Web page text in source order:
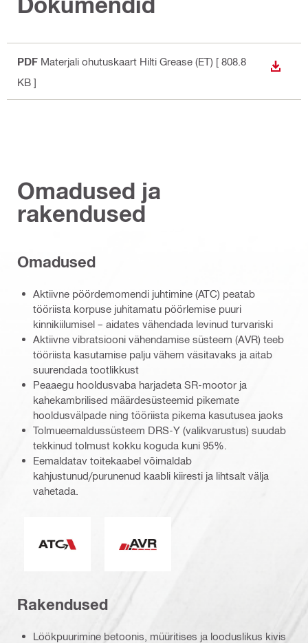
PDF Materjali ohutuskaart Hilti Grease (ET) [ 808.8
KB ]
Omadused ja
rakendused
Omadused
Aktiivne pöördemomendi juhtimine (ATC) peatab
tööriista korpuse juhitamatu pöörlemise puuri
kinnikiilumisel – aidates vähendada levinud turvariski
Aktiivne vibratsiooni vähendamise süsteem (AVR) teeb
tööriista kasutamise palju vähem väsitavaks ja aitab
suurendada tootlikkust
Peaaegu hooldusvaba harjadeta SR-mootor ja
kahekambrilised määrdesüsteemid pikemate
hooldusvälpade ning tööriista pikema kasutusea jaoks
Tolmueemaldussüsteem DRS-Y (valikvarustus) suudab
tekkinud tolmust kokku koguda kuni 95%.
Eemaldatav toitekaabel võimaldab
kahjustunud/purunenud kaabli kiiresti ja lihtsalt välja
vahetada.
Rakendused
Löökpuurimine betoonis, müüritises ja looduslikus kivis